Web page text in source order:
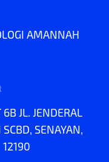
AMANNAH
JL. JENDERAL
SENAYAN,